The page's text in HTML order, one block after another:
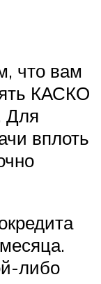
что вам
КАСКО
Для
вплоть
либо